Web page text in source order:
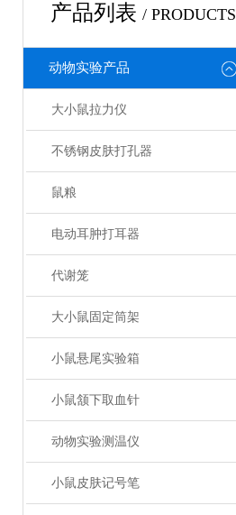
产品列表 / PRODUCTS
动物实验产品
大小鼠拉力仪
不锈钢皮肤打孔器
鼠粮
电动耳肿打耳器
代谢笼
大小鼠固定筒架
小鼠悬尾实验箱
小鼠颔下取血针
动物实验测温仪
小鼠皮肤记号笔